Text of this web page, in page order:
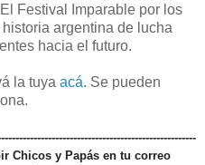
Festival Imparable por los
argentina de lucha
hacia el futuro.
la tuya acá. Se pueden
Chicos y Papás en tu correo